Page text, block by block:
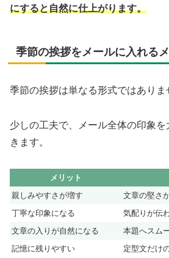
にすると自然に仕上がります。
季節の挨拶をメールに入れる
季節の挨拶は単なる形式ではありま
少しの工夫で、メール全体の印象
きます。
メリット
親しみやすさが増す
文章の堅さ
丁寧な印象になる
気配りが伝
文章の入りが自然になる
本題へスム
記憶に残りやすい
定型文だけ